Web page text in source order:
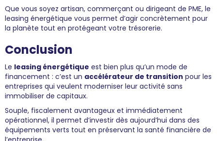
Que vous soyez artisan, commerçant ou dirigeant de PME, le
leasing énergétique vous permet d’agir concrètement pour
la planète tout en protégeant votre trésorerie.
Conclusion
Le leasing énergétique est bien plus qu’un mode de
financement : c’est un accélérateur de transition pour les
entreprises qui veulent moderniser leur activité sans
immobiliser de capitaux.
Souple, fiscalement avantageux et immédiatement
opérationnel, il permet d’investir dès aujourd’hui dans des
équipements verts tout en préservant la santé financière de